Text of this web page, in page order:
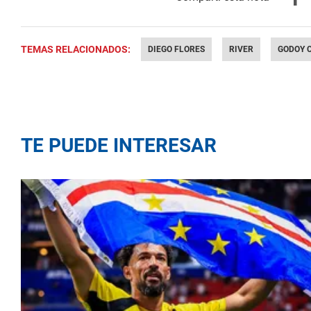
TEMAS RELACIONADOS: DIEGO FLORES RIVER GODOY
TE PUEDE INTERESAR